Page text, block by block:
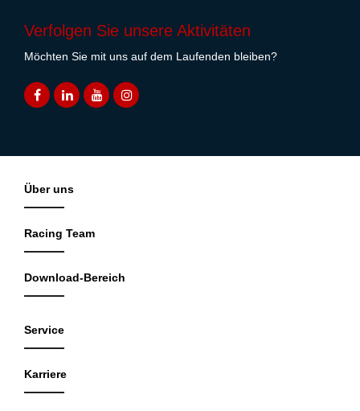
Verfolgen Sie unsere Aktivitäten
Möchten Sie mit uns auf dem Laufenden bleiben?
Über uns
Racing Team
Download-Bereich
Service
Karriere